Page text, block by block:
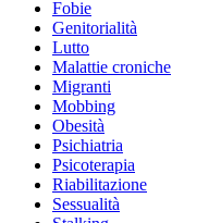
Fobie
Genitorialità
Lutto
Malattie croniche
Migranti
Mobbing
Obesità
Psichiatria
Psicoterapia
Riabilitazione
Sessualità